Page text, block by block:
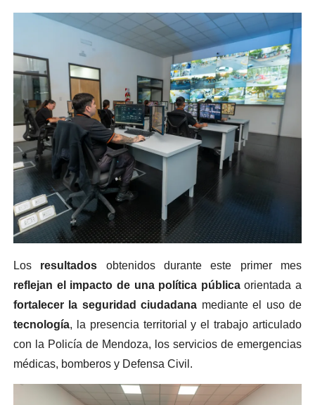
Los resultados obtenidos durante este primer mes
reflejan el impacto de una política públicaorientada a
fortalecer la seguridad ciudadana mediante el uso de
tecnología, la presencia territorial y el trabajo articulado
con la Policía de Mendoza, los servicios de emergencias
médicas, bomberos y Defensa Civil.